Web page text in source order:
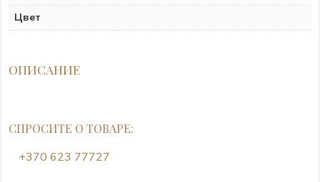
Цвет
ОПИСАНИЕ
СПРОСИТЕ О ТОВАРЕ:
+370 623 77727